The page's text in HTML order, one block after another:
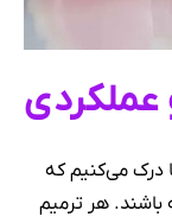
درک می‌کنیم که
باشند. هر ترمیم